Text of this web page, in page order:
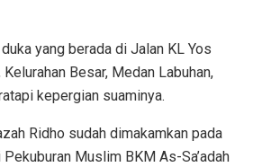
yang berada di Jalan KL Yos
Besar, Medan Labuhan,
kepergian suaminya.
Ridho sudah dimakamkan pada
Muslim BKM As-Sa’adah